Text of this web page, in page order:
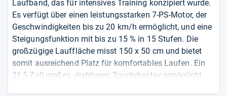
Laufband, das für intensives Training konzipiert wurde.
Es verfügt über einen leistungsstarken 7-PS-Motor, der
Geschwindigkeiten bis zu 20 km/h ermöglicht, und eine
Steigungsfunktion mit bis zu 15 % in 15 Stufen. Die
großzügige Lauffläche misst 150 x 50 cm und bietet
somit ausreichend Platz für komfortables Laufen. Ein
21,5 Zoll großes, drehbares Touchdisplay ermöglicht